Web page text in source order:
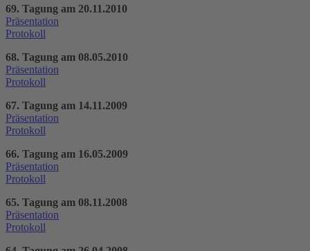
69. Tagung am 20.11.2010
Präsentation
Protokoll
68. Tagung am 08.05.2010
Präsentation
Protokoll
67. Tagung am 14.11.2009
Präsentation
Protokoll
66. Tagung am 16.05.2009
Präsentation
Protokoll
65. Tagung am 08.11.2008
Präsentation
Protokoll